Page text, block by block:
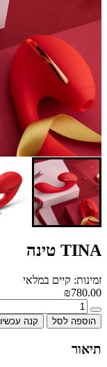
TINA טינה
זמינות: קיים במלאי
₪780.00
הוספה לסל קנה עכשיו
תיאור